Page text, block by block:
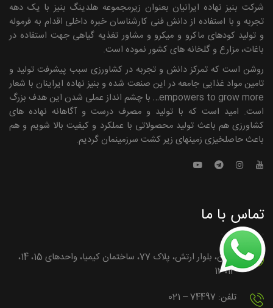
شرکت بنیز نهاده ایرانیان بعنوان زیرمجموعه هلدینگ بنیز با یک دهه
تجربه و با استفاده از دانش فنی کارشناسان خبره داخلی اقدام به فرموله
و تولید کودهای ماکرو و میکرو و مشاور تغذیه گیاهی جهت استفاده در
باغات، مزارع و گلخانه های کشور نموده است.
روشن است که تمرکز دانش و تجربه در کشاورزی سبب پیشرفت تولید و
تامین مواد غذایی جامعه در این صنعت شده و بنیز نهاده ایراینان با شعار
empowers to grow more… با چشم انداز عملی شدن این هدف بزرگ
است. امید است که با تولید و مصرف درست و آگاهانه نهاده ­های
کشاورزی هم باعث تولید محصولاتی با عملکرد و کیفیت بالا شویم و هم
باعث حاصلخیزی زمین­های زیر کشت سرزمینمان گردیم.
تماس با ما
تهران، بلوار ارتش، پلاک 77، ساختمان کیمیا، واحدهای 15، 14،
13، 12
تلفن: 74497 – 021